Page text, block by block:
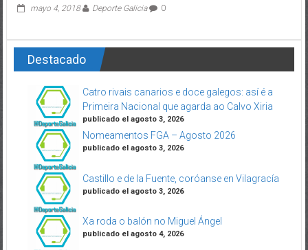
mayo 4, 2018 Deporte Galicia 0
Destacado
Catro rivais canarios e doce galegos: así é a
Primeira Nacional que agarda ao Calvo Xiria
publicado el agosto 3, 2026
Nomeamentos FGA – Agosto 2026
publicado el agosto 3, 2026
Castillo e de la Fuente, coróanse en Vilagracía
publicado el agosto 3, 2026
Xa roda o balón no Miguel Ángel
publicado el agosto 4, 2026